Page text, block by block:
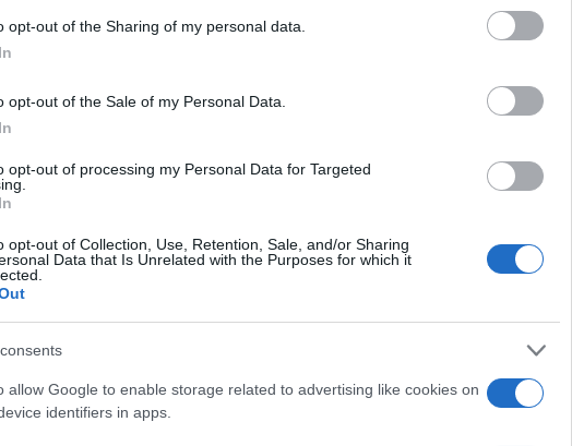
opt-out of the Sharing of my personal data.
opt-out of the Sale of my Personal Data.
opt-out of processing my Personal Data for Targeted
opt-out of Collection, Use, Retention, Sale, and/or Sharing
Data that Is Unrelated with the Purposes for which it
allow Google to enable storage related to advertising like cookies on
identifiers in apps.
proposte e commercializzati da aziende
di Fiori e piante artificiali di
composizioni floreali, cespugli, ghirlande,
caratterizzati da
fiori artificiali per un evento speciale
durata, nettamente più lunga e sicura: oltre a
la propria bellezza, questi prodotti hanno il
diversi eventi, tagliando il costo delle
unamanutenzione decisamente
non hanno bisogno di essere annaffiati, potati